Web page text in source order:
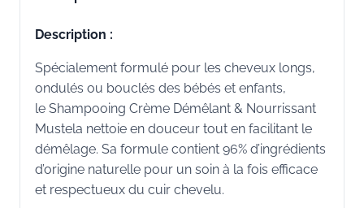
Description :
Spécialement formulé pour les cheveux longs,
ondulés ou bouclés des bébés et enfants,
le Shampooing Crème Démêlant & Nourrissant
Mustela nettoie en douceur tout en facilitant le
démêlage. Sa formule contient 96% d’ingrédients
d’origine naturelle pour un soin à la fois efficace
et respectueux du cuir chevelu.